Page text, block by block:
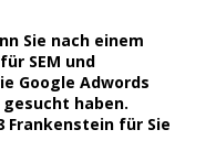
Sie nach einem
SEM und
Google Adwords
haben.
Frankenstein für Sie